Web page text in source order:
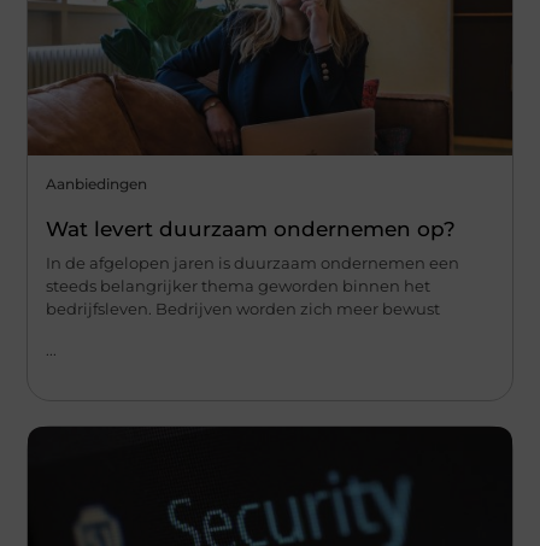
Aanbiedingen
Wat levert duurzaam ondernemen op?
In de afgelopen jaren is duurzaam ondernemen een
steeds belangrijker thema geworden binnen het
bedrijfsleven. Bedrijven worden zich meer bewust